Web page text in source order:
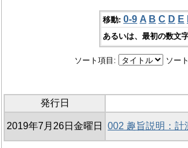
移動: 0-9 A B C D E
あるいは、最初の数文
ソート項目: ソー
発行日
2019年7月26日金曜日 002 趣旨説明：計